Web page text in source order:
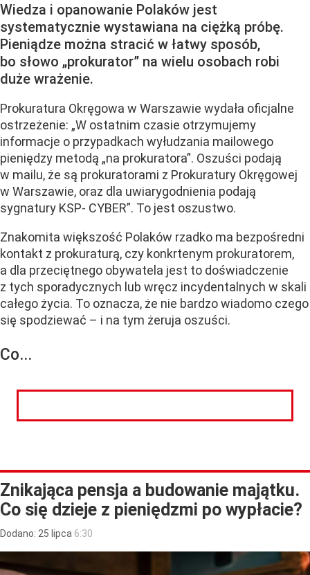
Wiedza i opanowanie Polaków jest
systematycznie wystawiana na ciężką próbę.
Pieniądze można stracić w łatwy sposób,
bo słowo „prokurator” na wielu osobach robi
duże wrażenie.
Prokuratura Okręgowa w Warszawie wydała oficjalne
ostrzeżenie: „W ostatnim czasie otrzymujemy
informacje o przypadkach wyłudzania mailowego
pieniędzy metodą „na prokuratora”. Oszuści podają
w mailu, że są prokuratorami z Prokuratury Okręgowej
w Warszawie, oraz dla uwiarygodnienia podają
sygnatury KSP- CYBER”. To jest oszustwo.
Znakomita większość Polaków rzadko ma bezpośredni
kontakt z prokuraturą, czy konkrtenym prokuratorem,
a dla przeciętnego obywatela jest to doświadczenie
z tych sporadycznych lub wręcz incydentalnych w skali
całego życia. To oznacza, że nie bardzo wiadomo czego
się spodziewać – i na tym żeruja oszuści.
Co...
Znikająca pensja a budowanie majątku.
Co się dzieje z pieniędzmi po wypłacie?
Dodano: 25 lipca 6:30